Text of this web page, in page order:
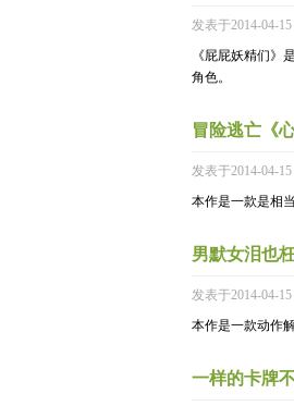
发表于2014-04-15
《屁屁妖精们》
角色。
冒险逃亡《
发表于2014-04-15
本作是一款是相
男默女泪也
发表于2014-04-15
本作是一款动作
一样的卡牌